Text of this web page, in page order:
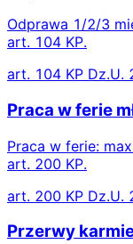
Odprawa 1/2/3
art. 104 KP.
art. 104 KP Dz.U.
Praca w ferie
Praca w ferie:
art. 200 KP.
art. 200 KP Dz.U.
Przerwy